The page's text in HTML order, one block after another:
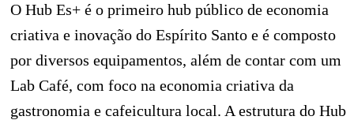
O Hub Es+ é o primeiro hub público de economia
criativa e inovação do Espírito Santo e é composto
por diversos equipamentos, além de contar com um
Lab Café, com foco na economia criativa da
gastronomia e cafeicultura local. A estrutura do Hub